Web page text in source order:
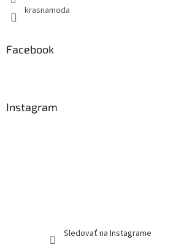
krasnamoda
Facebook
Instagram
Sledovať na Instagrame